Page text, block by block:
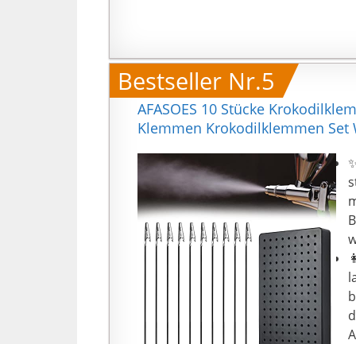
Bestseller Nr.5
AFASOES 10 Stücke
Klemmen Krokodilklemmen